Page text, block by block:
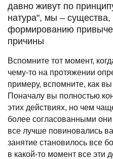
давно живут по
натура", мы – существа,
формированию
причины
Вспомните тот момент,
чему-то на протяжении
примеру, вспомните, как
Поначалу вы полностью
этих действиях, но чем
более согласованными они
все лучше повиновались
занятие становилось все
в какой-то момент все эти